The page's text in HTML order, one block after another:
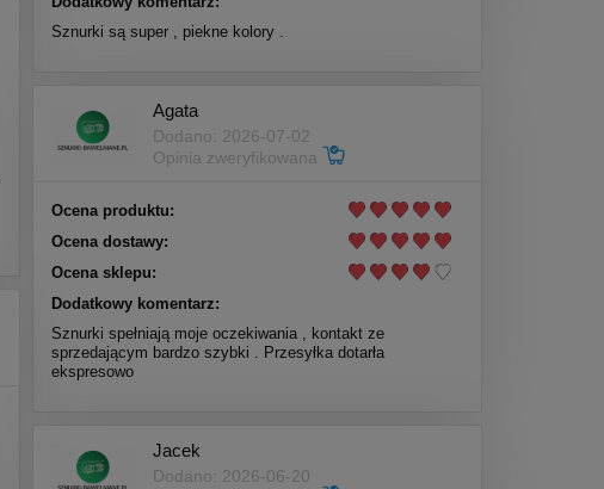
Sznurki są super , piekne kolory .
Agata
Dodano: 2026-07-02
Opinia zweryfikowana
Ocena produktu:
Ocena dostawy:
Ocena sklepu:
Dodatkowy komentarz:
Sznurki spełniają moje oczekiwania , kontakt ze
sprzedającym bardzo szybki . Przesyłka dotarła
ekspresowo
Jacek
Dodano: 2026-06-20